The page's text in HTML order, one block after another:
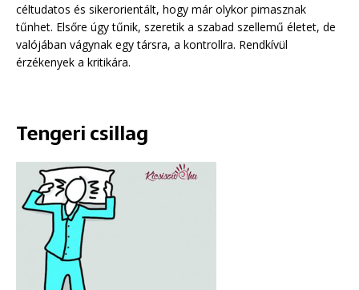
céltudatos és sikerorientált, hogy már olykor pimasznak
tűnhet. Elsőre úgy tűnik, szeretik a szabad szellemű életet, de
valójában vágynak egy társra, a kontrollra. Rendkívül
érzékenyek a kritikára.
Tengeri csillag